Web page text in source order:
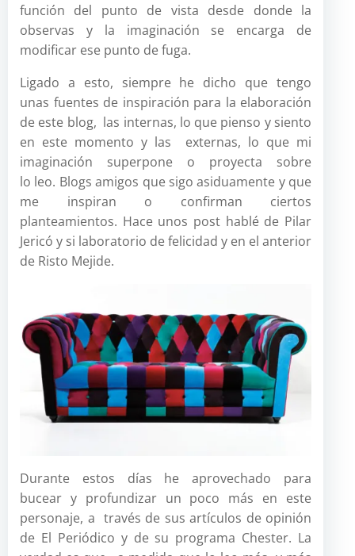
función del punto de vista desde donde la
observas y la imaginación se encarga de
modificar ese punto de fuga.
Ligado a esto, siempre he dicho que tengo
unas fuentes de inspiración para la elaboración
de este blog, las internas, lo que pienso y siento
en este momento y las externas, lo que mi
imaginación superpone o proyecta sobre
lo leo. Blogs amigos que sigo asiduamente y que
me inspiran o confirman ciertos
planteamientos. Hace unos post hablé de Pilar
Jericó y si laboratorio de felicidad y en el anterior
de Risto Mejide.
Durante estos días he aprovechado para
bucear y profundizar un poco más en este
personaje, a través de sus artículos de opinión
de El Periódico y de su programa Chester. La